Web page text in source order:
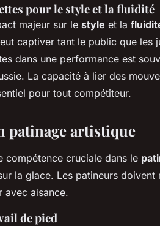
pour le style et la fluidité
majeur sur le style et la
captiver tant le public que les
dans une performance est
La capacité à lier des
pour tout compétiteur.
patinage artistique
compétence cruciale dans le
la glace. Les patineurs doivent
avec aisance.
de pied